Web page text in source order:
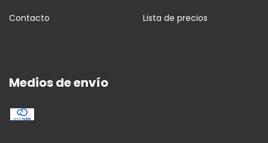
Contacto Lista de precios
Medios de envío